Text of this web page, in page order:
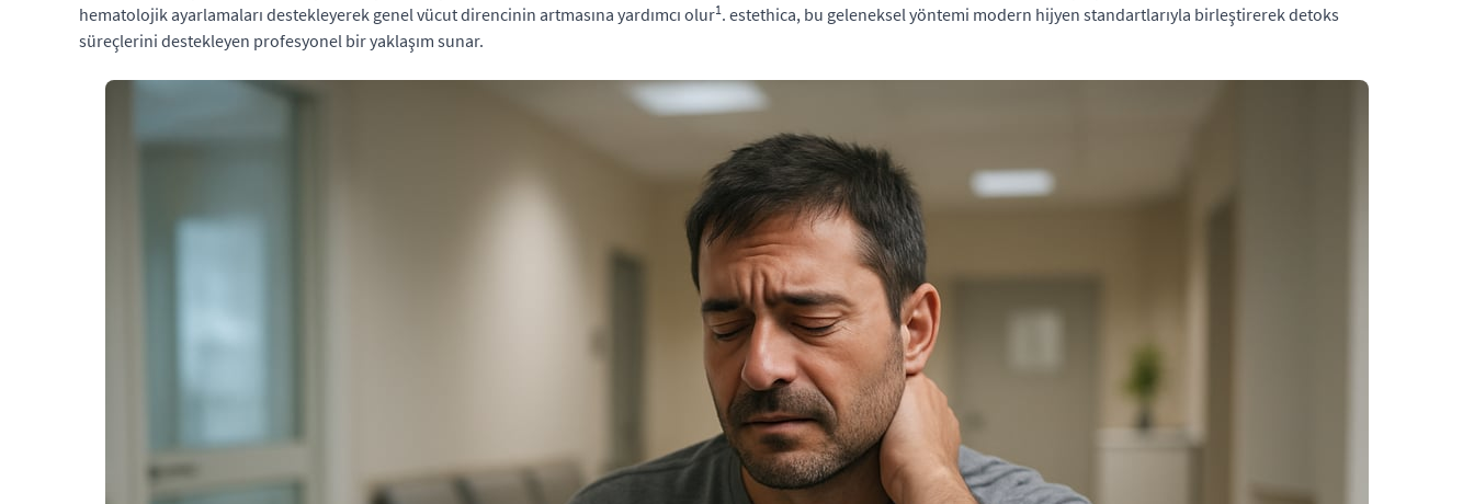
hematolojik ayarlamaları destekleyerek genel vücut direncinin artmasına yardımcı olur1. estethica, bu geleneksel yöntemi modern hijyen standartlarıyla birleştirerek detoks
süreçlerini destekleyen profesyonel bir yaklaşım sunar.